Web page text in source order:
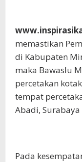
memastikan
di Kabupaten
maka Bawaslu
percetakan
tempat
Abadi,
Pada